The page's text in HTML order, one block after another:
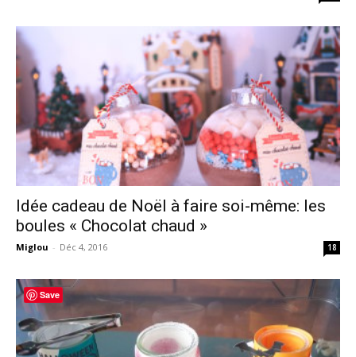
Idée cadeau de Noël à faire soi-même: les
boules « Chocolat chaud »
Miglou - Déc 4, 2016 18
Save